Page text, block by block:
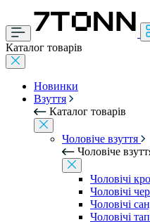
Каталог товарів
Новинки
Взуття
Каталог товарів
Чоловіче взуття
Чоловіче
Чоловічі
Чоловічі
Чоловічі
Чоловічі